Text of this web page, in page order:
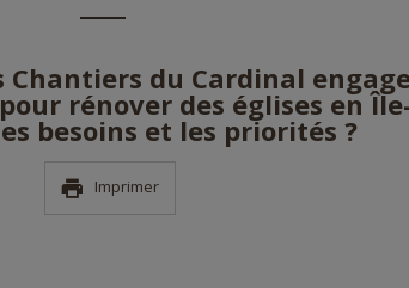
Chantiers du Cardinal
rénover des églises en
besoins et les priorités ?
Imprimer